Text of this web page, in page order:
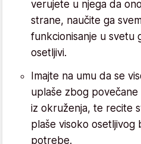
verujete u njega da
strane, naučite ga
funkcionisanje u svetu
osetljivi.
Imajte na umu da se
uplaše zbog povečane
iz okruženja, te recite
plaše visoko osetljivog
potrebe.